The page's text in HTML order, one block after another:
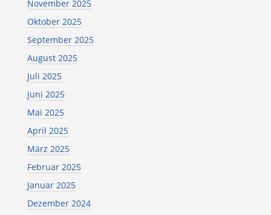
November 2025
Oktober 2025
September 2025
August 2025
Juli 2025
Juni 2025
Mai 2025
April 2025
März 2025
Februar 2025
Januar 2025
Dezember 2024